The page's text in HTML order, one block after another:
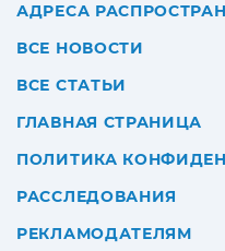
АДРЕСА
ВСЕ НОВОСТИ
ВСЕ СТАТЬИ
ГЛАВНАЯ СТРАНИЦА
ПОЛИТИКА
РАССЛЕДОВАНИЯ
РЕКЛАМОДАТЕЛЯМ